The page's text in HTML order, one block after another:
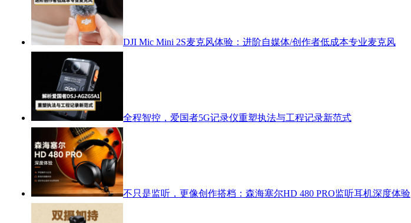
DJI Mic Mini 2S麦克风体验：进阶自媒体/创作者低成本专业麦克风
全程智控，爱国者5G记录仪重塑执法与工程记录新范式
不只是监听，更像创作搭档：森海塞尔HD 480 PRO监听耳机深度体验